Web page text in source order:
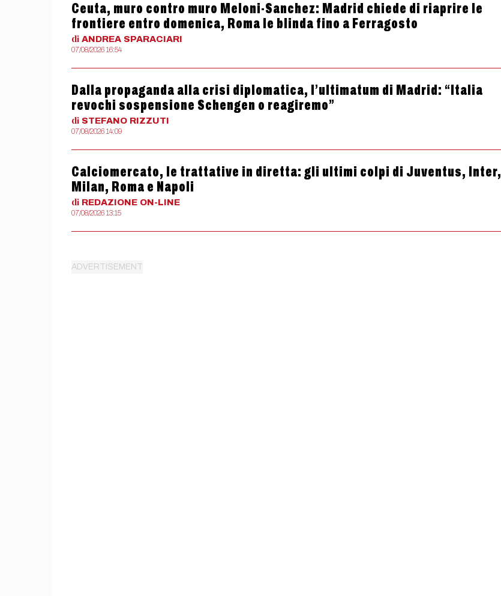
Ceuta, muro contro muro Meloni-Sanchez: Madrid chiede di riaprire le
frontiere entro domenica, Roma le blinda fino a Ferragosto
di ANDREA SPARACIARI
07/08/2026 16:54
Dalla propaganda alla crisi diplomatica, l’ultimatum di Madrid: “Italia
revochi sospensione Schengen o reagiremo”
di STEFANO RIZZUTI
07/08/2026 14:09
Calciomercato, le trattative in diretta: gli ultimi colpi di Juventus, Inter,
Milan, Roma e Napoli
di REDAZIONE ON-LINE
07/08/2026 13:15